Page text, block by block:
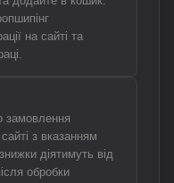
на сайті та
замовлення
з вказанням
діятимуть від
обробки